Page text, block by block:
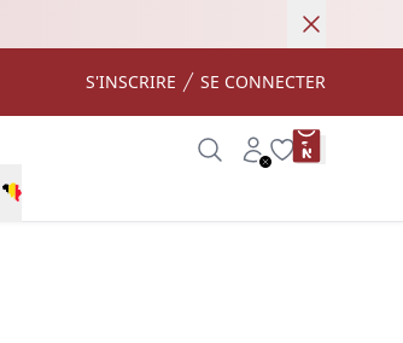
Annuler
S'INSCRIRE SE CONNECTER
SearchAccount
Wishlistproduct